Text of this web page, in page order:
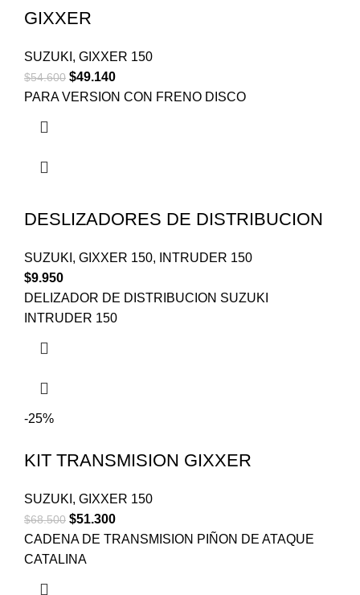
GIXXER
SUZUKI , GIXXER 150
$54.600 $49.140
PARA VERSION CON FRENO DISCO
DESLIZADORES DE DISTRIBUCION
SUZUKI , GIXXER 150,
INTRUDER 150
$9.950
DELIZADOR DE DISTRIBUCION SUZUKI
INTRUDER 150
-25%
KIT TRANSMISION GIXXER
SUZUKI , GIXXER 150
$68.500 $51.300
CADENA DE TRANSMISION PIÑON DE ATAQUE
CATALINA